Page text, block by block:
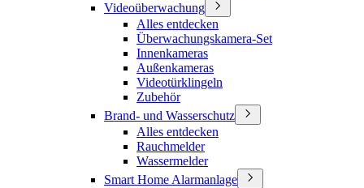
Videoüberwachung
Alles entdecken
Überwachungskamera-Set
Innenkameras
Außenkameras
Videotürklingeln
Zubehör
Brand- und Wasserschutz
Alles entdecken
Rauchmelder
Wassermelder
Smart Home Alarmanlage